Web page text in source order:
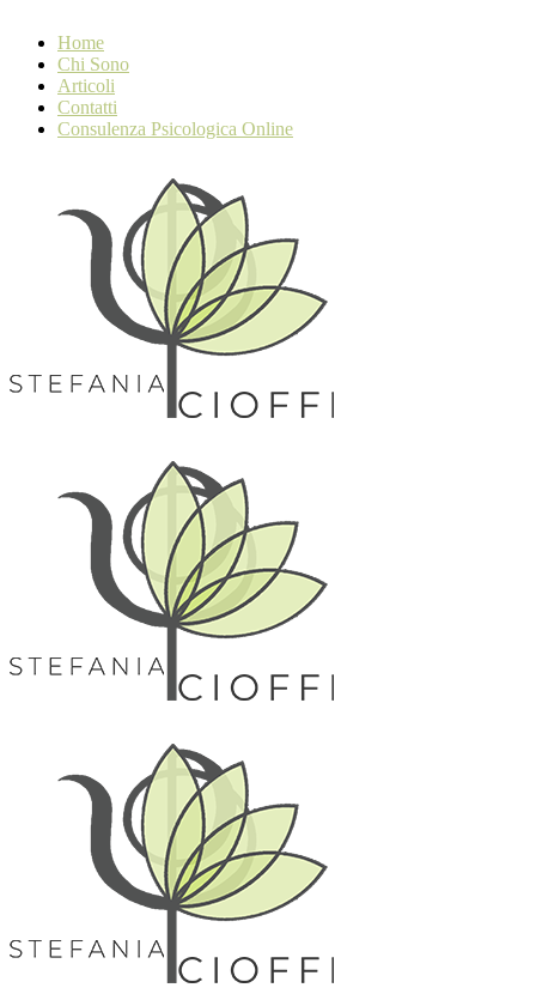
Home
Chi Sono
Articoli
Contatti
Consulenza Psicologica Online